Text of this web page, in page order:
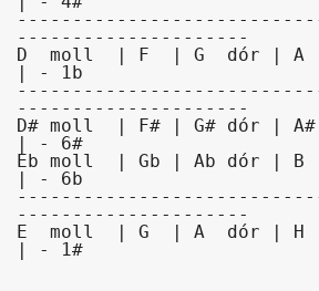
---------------------
D  moll  | F  | G  dór | A
| - 1b
---------------------
D# moll  | F# | G# dór |
| - 6#
Eb moll  | Gb | Ab dór |
| - 6b
---------------------
E  moll  | G  | A  dór | H
| - 1#